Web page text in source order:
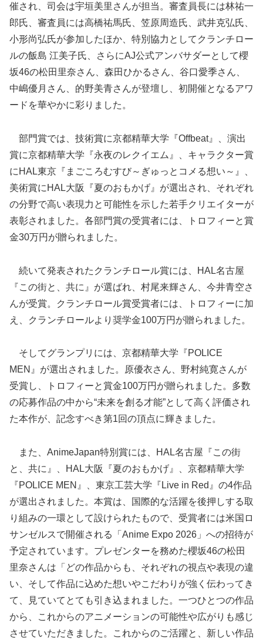
催され、司会は宇垣美里さんが担当。審査員長には林祐一
郎氏、審査員には高橋祐馬氏、笠原周造氏、武井克弘氏、
小形尚弘氏が参加したほか、特別協力としてクランチロー
ルの飯島 江美子氏、さらにAJ公式アンバサダーとして櫻
坂46の松田里奈さん、森田ひかるさん、谷口愛季さん、
中嶋優月さん、的野美青さんが登壇し、初開催となるアワ
ードを華やかに彩りました。
部門賞では、技術賞に京都精華大学『Offbeat』、演出
賞に京都精華大学『永夜のレクイエム』、キャラクター賞
にHAL東京『まごころむすび～ぎゅっとコメる想い～』、
美術賞にHAL大阪『夏のおもかげ』が選出され、それぞれ
の分野で高い表現力と可能性を示した若手クリエイターが
表彰されました。各部門賞の受賞者には、トロフィーと賞
金30万円が贈られました。
続いて発表されたクランチロール賞には、HAL名古屋
『この街と、共に』が選ばれ、村尾来輝さん、今井青空さ
んが受賞。クランチロール賞受賞者には、トロフィーに加
え、クランチロールより奨学金100万円が贈られました。
そしてグランプリには、京都精華大学『POLICE
MEN』が選出されました。原優衣さん、野村純寛さんが
受賞し、トロフィーと賞金100万円が贈られました。多数
の応募作品の中から“未来を創る才能”として高く評価され
た本作が、記念すべき第1回の頂点に輝きました。
また、AnimeJapan特別賞には、HAL名古屋『この街
と、共に』、HAL大阪『夏のおもかげ』、京都精華大学
『POLICE MEN』、東京工芸大学『Live in Red』の4作品
が選出されました。本賞は、国際的な活躍を後押しする取
り組みの一環として設けられたもので、受賞者には米国ロ
サンゼルスで開催される「Anime Expo 2026」への招待が
予定されています。プレゼンターを務めた櫻坂46の松田
里奈さんは「どの作品からも、それぞれの視点や表現の違
い、そして作品に込めた想いやこだわりが強く伝わってき
て、見ていてとても引き込まれました。一つひとつの作品
から、これからのアニメーションの可能性や広がりも感じ
させていただきました。これからのご活躍と、新しい作品